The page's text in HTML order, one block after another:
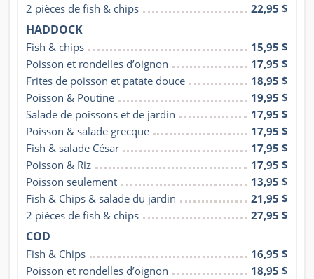
2 pièces de fish & chips
22,95 $
HADDOCK
Fish & chips
15,95 $
Poisson et rondelles d’oignon
17,95 $
Frites de poisson et patate douce
18,95 $
Poisson & Poutine
19,95 $
Salade de poissons et de jardin
17,95 $
Poisson & salade grecque
17,95 $
Fish & salade César
17,95 $
Poisson & Riz
17,95 $
Poisson seulement
13,95 $
Fish & Chips & salade du jardin
21,95 $
2 pièces de fish & chips
27,95 $
COD
Fish & Chips
16,95 $
Poisson et rondelles d’oignon
18,95 $